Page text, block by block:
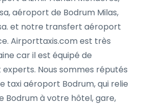
aéroport de Bodrum Milas,
et notre transfert aéroport
Airporttaxis.com est très
car il est équipé de
Nous sommes réputés
taxi aéroport Bodrum, qui relie
Bodrum à votre hôtel, gare,